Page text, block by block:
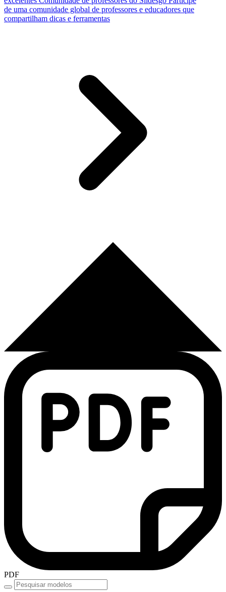
de uma comunidade global de professores e educadores que
compartilham dicas e ferramentas
PDF